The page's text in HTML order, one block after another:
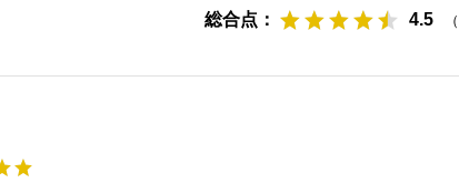
総合点： （